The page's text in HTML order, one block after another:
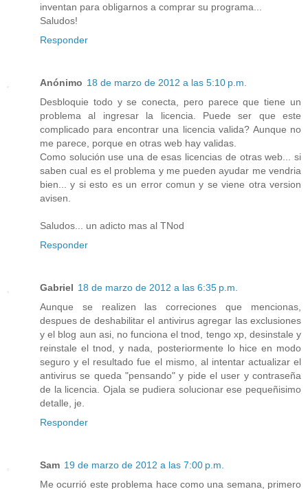
inventan para obligarnos a comprar su programa...
Saludos!
Responder
Anónimo 18 de marzo de 2012 a las 5:10 p.m.
Desbloquie todo y se conecta, pero parece que tiene un
problema al ingresar la licencia. Puede ser que este
complicado para encontrar una licencia valida? Aunque no
me parece, porque en otras web hay validas.
Como solución use una de esas licencias de otras web... si
saben cual es el problema y me pueden ayudar me vendria
bien... y si esto es un error comun y se viene otra version
avisen.
Saludos... un adicto mas al TNod
Responder
Gabriel 18 de marzo de 2012 a las 6:35 p.m.
Aunque se realizen las correciones que mencionas,
despues de deshabilitar el antivirus agregar las exclusiones
y el blog aun asi, no funciona el tnod, tengo xp, desinstale y
reinstale el tnod, y nada, posteriormente lo hice en modo
seguro y el resultado fue el mismo, al intentar actualizar el
antivirus se queda "pensando" y pide el user y contraseña
de la licencia. Ojala se pudiera solucionar ese pequeñisimo
detalle, je.
Responder
Sam 19 de marzo de 2012 a las 7:00 p.m.
Me ocurrió este problema hace como una semana, primero